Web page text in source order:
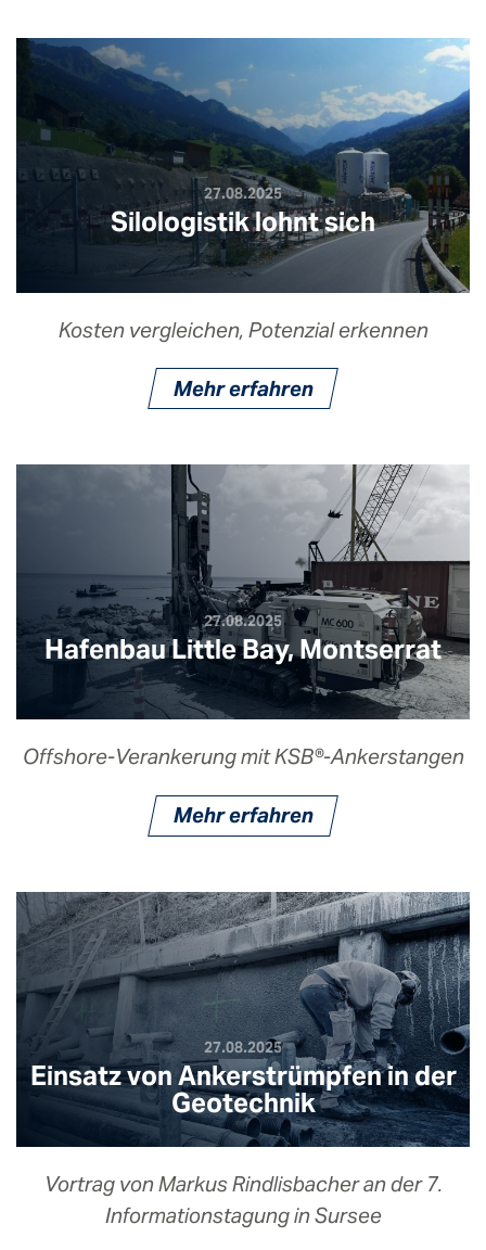
27.08.2025
Silologistik lohnt sich
Kosten vergleichen, Potenzial erkennen
Mehr erfahren
27.08.2025
Hafenbau Little Bay, Montserrat
Offshore-Verankerung mit KSB®-Ankerstangen
Mehr erfahren
27.08.2025
Einsatz von Ankerstrümpfen in der
Geotechnik
Vortrag von Markus Rindlisbacher an der 7.
Informationstagung in Sursee